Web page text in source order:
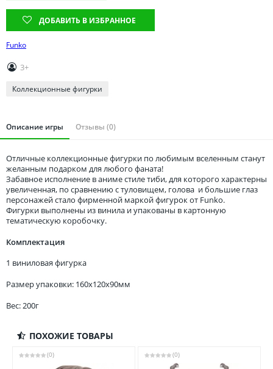
Томская область
Тюменская область
ДОБАВИТЬ В ИЗБРАННОЕ
Funko
3+
Коллекционные фигурки
Описание игры Отзывы (0)
Отличные коллекционные фигурки по любимым вселенным станут
желанным подарком для любого фаната!
Забавное исполнение в аниме стиле тиби, для которого характерны
увеличенная, по сравнению с туловищем, голова и большие глаз
персонажей стало фирменной маркой фигурок от Funko.
Фигурки выполнены из винила и упакованы в картонную
тематическую коробочку.
Комплектация
1 виниловая фигурка
Размер упаковки: 160x120x90мм
Вес: 200г
ПОХОЖИЕ ТОВАРЫ
(0) (0)